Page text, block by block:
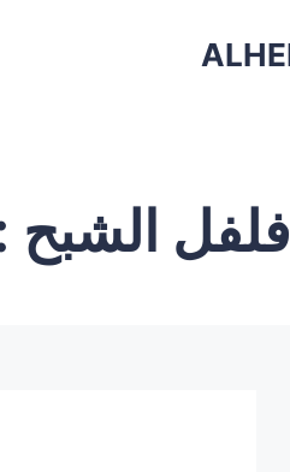
فلفل الشبح :